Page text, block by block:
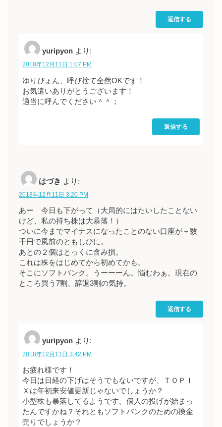
返信する
yuripyon より:
2018年12月11日 1:07 PM
ゆりぴょん、呼び捨て全然OKです！
お気遣いありがとうございます！
適当に呼んでください＾＾；
返信する
はづき より:
2018年12月11日 3:20 PM
あー 今日も下がって（大局的にはたいしたことない
けど、私の持ち株は大暴落！）
ついに今までマイナスになったことのない口座が＋数
千円で風前のともしびに。
あとの２個はとっくに含み損。
これは株をはじめてから初めてかも。
そこにソフトバンク。うーーーん。悩むわぁ。現在の
ところ買う7割、辞退3割の気持。
返信する
yuripyon より:
2018年12月11日 3:42 PM
お疲れ様です！
今日は日経の下げはそうでもないですが、ＴＯＰＩ
Ｘは年初来安値更新じゃないでしょうか？
小型株も暴落してるようです。個人の投げが始まっ
たんですかね？それともソフトバンクのための換金
売りでしょうか？